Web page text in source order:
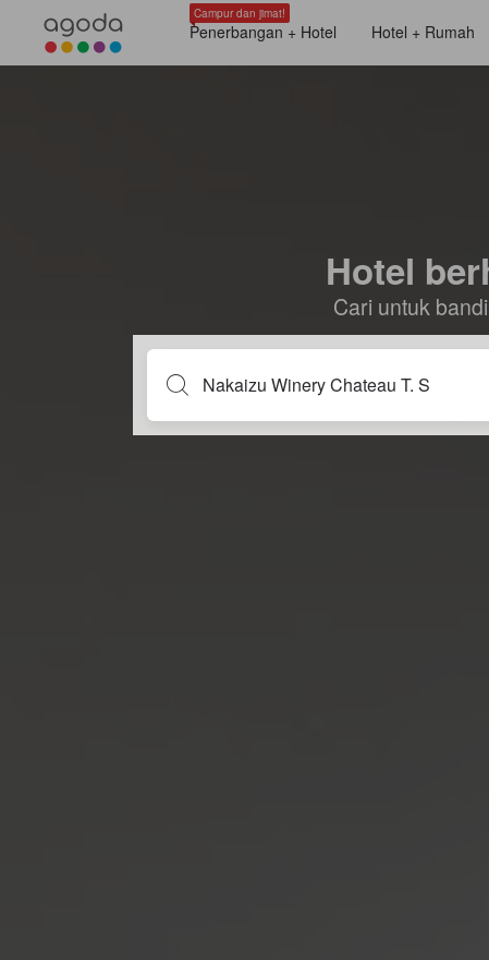
Campur dan jimat!
Penerbangan + Hotel Hotel + Rumah
Hotel
Cari untuk